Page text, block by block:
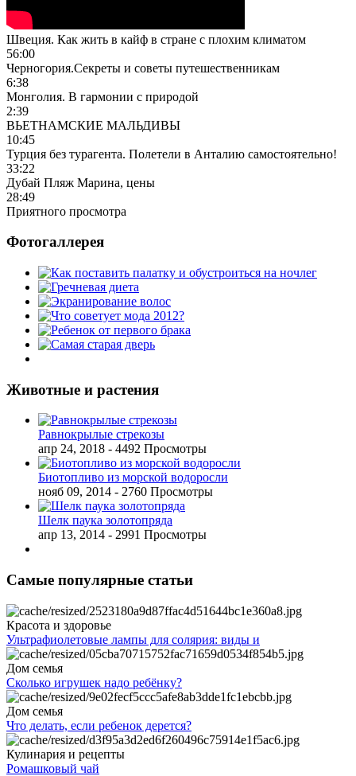
Швеция. Как жить в кайф в стране с плохим климатом
56:00
Черногория.Секреты и советы путешественникам
6:38
Монголия. В гармонии с природой
2:39
ВЬЕТНАМСКИЕ МАЛЬДИВЫ
10:45
Турция без турагента. Полетели в Анталию самостоятельно!
33:22
Дубай Пляж Марина, цены
28:49
Приятного просмотра
Фотогаллерея
Животные и растения
Равнокрылые стрекозы
апр 24, 2018 - 4492 Просмотры
Биотопливо из морской водоросли
нояб 09, 2014 - 2760 Просмотры
Шелк паука золотопряда
апр 13, 2014 - 2991 Просмотры
Самые популярные статьи
Красота и здоровье
Ультрафиолетовые лампы для солярия: виды и
Дом семья
Сколько игрушек надо ребёнку?
Дом семья
Что делать, если ребенок дерется?
Кулинария и рецепты
Ромашковый чай